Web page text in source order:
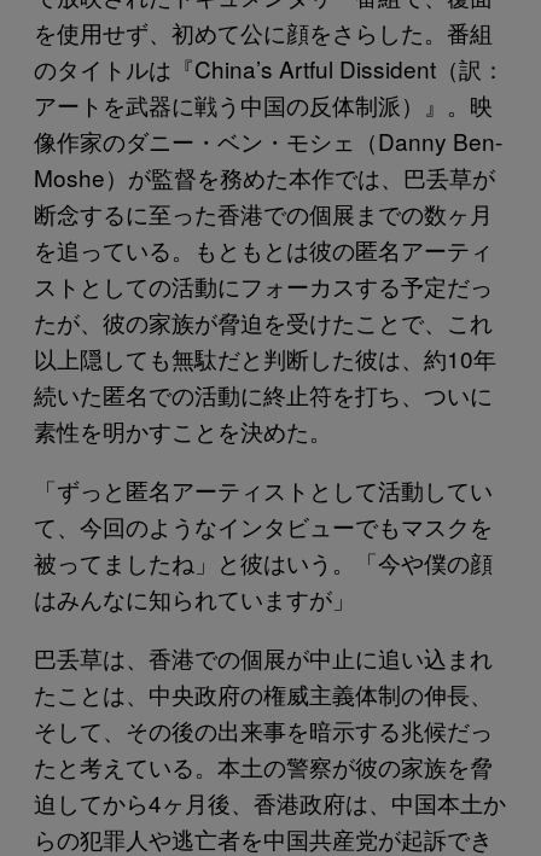
を使用せず、初めて公に顔をさらした。番組
のタイトルは『China’s Artful Dissident（訳：
アートを武器に戦う中国の反体制派）』。映
像作家のダニー・ベン・モシェ（Danny Ben-
Moshe）が監督を務めた本作では、巴丢草が
断念するに至った香港での個展までの数ヶ月
を追っている。もともとは彼の匿名アーティ
ストとしての活動にフォーカスする予定だっ
たが、彼の家族が脅迫を受けたことで、これ
以上隠しても無駄だと判断した彼は、約10年
続いた匿名での活動に終止符を打ち、ついに
素性を明かすことを決めた。
「ずっと匿名アーティストとして活動してい
て、今回のようなインタビューでもマスクを
被ってましたね」と彼はいう。「今や僕の顔
はみんなに知られていますが」
巴丢草は、香港での個展が中止に追い込まれ
たことは、中央政府の権威主義体制の伸長、
そして、その後の出来事を暗示する兆候だっ
たと考えている。本土の警察が彼の家族を脅
迫してから4ヶ月後、香港政府は、中国本土か
らの犯罪人や逃亡者を中国共産党が起訴でき